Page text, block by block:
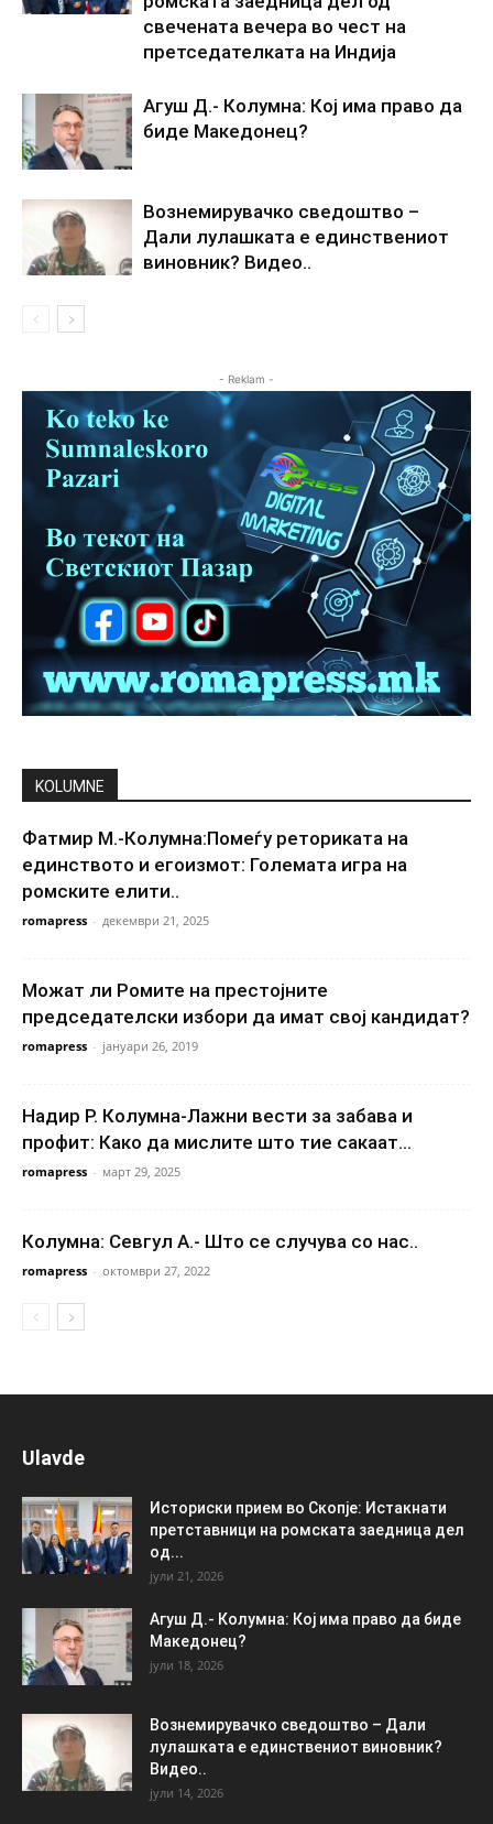
свечената вечера во чест на
претседателката на Индија
Агуш Д.- Колумна: Кој има право да
биде Македонец?
Вознемирувачко сведоштво –
Дали лулашката е единствениот
виновник? Видео..
- Reklam -
KOLUMNE
Фатмир М.-Колумна:Помеѓу реториката на
единството и егоизмот: Големата игра на
ромските елити..
romapress - декември 21, 2025
Можат ли Ромите на престојните
председателски избори да имат свој кандидат?
romapress - јануари 26, 2019
Надир Р. Колумна-Лажни вести за забава и
профит: Како да мислите што тие сакаат...
romapress - март 29, 2025
Колумна: Севгул А.- Што се случува со нас..
romapress - октомври 27, 2022
Ulavde
Историски прием во Скопје: Истакнати
претставници на ромската заедница дел
од...
јули 21, 2026
Агуш Д.- Колумна: Кој има право да биде
Македонец?
јули 18, 2026
Вознемирувачко сведоштво – Дали
лулашката е единствениот виновник?
Видео..
јули 14, 2026